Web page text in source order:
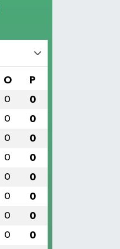
O P
0 0
0 0
0 0
0 0
0 0
0 0
0 0
0 0